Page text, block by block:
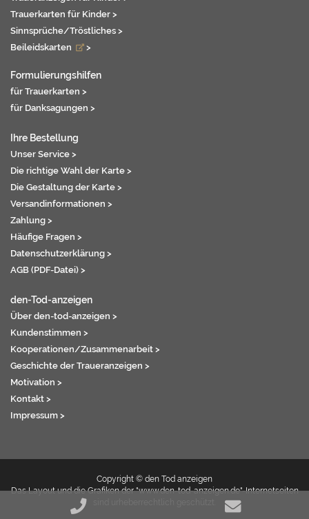
Trauerkarten für Kinder >
Sinnsprüche/Tröstliches >
Beileidskarten
>
Formulierungshilfen
für Trauerkarten >
für Danksagungen >
Ihre Bestellung
Unser Service >
Die richtige Wahl der Karte >
Die Gestaltung der Karte >
Versandinformationen >
Zahlung >
Häufige Fragen >
Datenschutzerklärung >
AGB (PDF-Datei) >
den-Tod-anzeigen
Über den-tod-anzeigen >
Kundenstimmen >
Kooperationen/Zusammenarbeit >
Geschichte der Traueranzeigen >
Motivation >
Kontakt >
Impressum >
Copyright © den Tod anzeigen
Das Layout und die Grafiken der "www.den-tod-anzeigen.de"-Internetseiten